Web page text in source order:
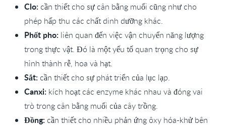
Clo: cần thiết cho sự cân bằng muối cũng như cho
phép hấp thu các chất dinh dưỡng khác.
Phốt pho: liên quan đến việc vận chuyển năng lượng
trong thực vật. Đó là một yếu tố quan trọng cho sự
hình thành rễ, hoa và hạt.
Sắt: cần thiết cho sự phát triển của lục lạp.
Canxi: kích hoạt các enzyme khác nhau và đóng vai
trò trong cân bằng muối của cây trồng.
Đồng: cần thiết cho nhiều phản ứng ôxy hóa-khử bên